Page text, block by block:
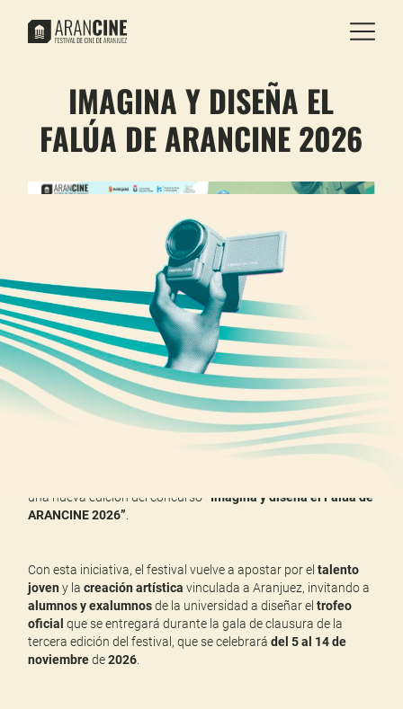
IMAGINA Y DISEÑA EL
FALÚA DE ARANCINE 2026
Tras el éxito y la gran acogida de las anteriores ediciones,
una nueva edición del concurso
“Imagina y diseña el Falúa de
ARANCINE 2026”.
Con esta iniciativa, el festival vuelve a apostar por eltalento
joveny lacreación artística vinculada a Aranjuez, invitando a
alumnos y exalumnosde la universidad a diseñar eltrofeo
oficial que se entregará durante la gala de clausura de la
tercera edición del festival, que se celebrarádel 5 al 14 de
noviembrede2026